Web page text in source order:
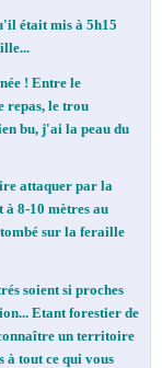
était mis à 5h15
! Entre le
repas, le trou
bu, j'ai la peau du
attaquer par la
à 8-10 mètres au
tombé sur la feraille
soient si proches
Etant forestier de
connaître un territoire
à tout ce qui vous